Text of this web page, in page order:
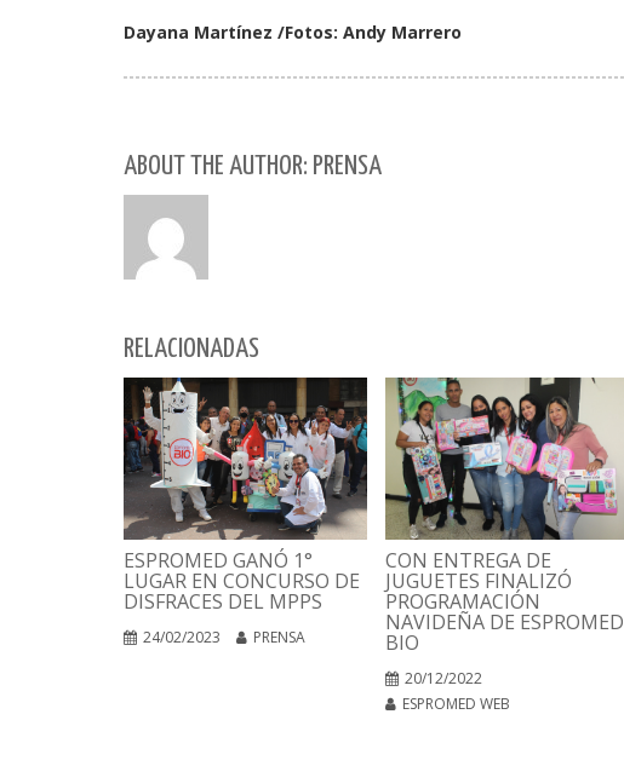
Dayana Martínez /Fotos: Andy Marrero
ABOUT THE AUTHOR: PRENSA
RELACIONADAS
ESPROMED GANÓ 1°
LUGAR EN CONCURSO DE
DISFRACES DEL MPPS
24/02/2023 PRENSA
CON ENTREGA DE
JUGUETES FINALIZÓ
PROGRAMACIÓN
NAVIDEÑA DE ESPROMED
BIO
20/12/2022
ESPROMED WEB